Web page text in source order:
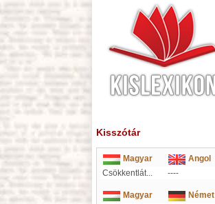
Kisszótár
Magyar
Angol
Csökkentlát...
----
Magyar
Német